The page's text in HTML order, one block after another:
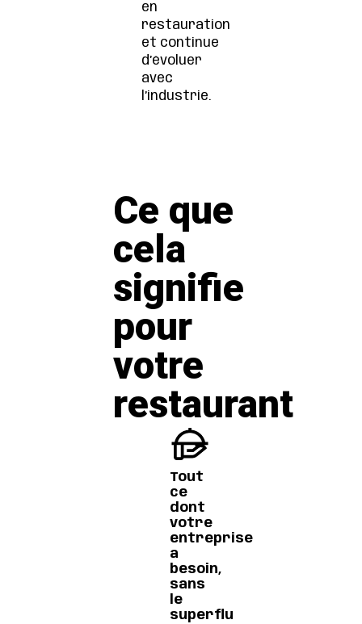
en
restauration
et continue
d’évoluer
avec
l’industrie.
Ce que
cela
signifie
pour
votre
restaurant
Tout
ce
dont
votre
entreprise
a
besoin,
sans
le
superflu